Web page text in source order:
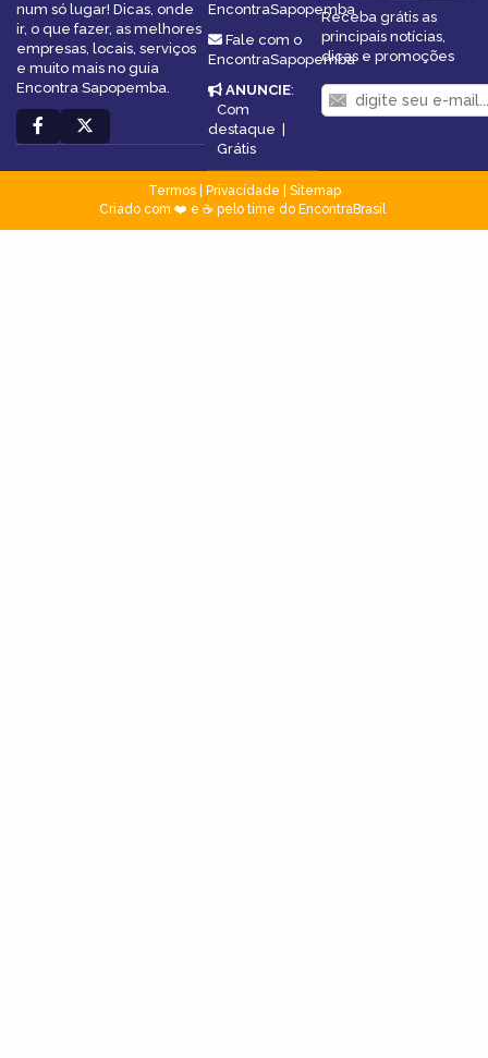
num só lugar! Dicas, onde
ir, o que fazer, as melhores
empresas, locais, serviços
e muito mais no guia
Encontra Sapopemba.
EncontraSapopemba
Fale com o
EncontraSapopemba
ANUNCIE:
Com
destaque
Grátis
Receba grátis as
principais notícias,
dicas e promoções
Termos| Privacidade
Sitemap
Criado com ❤️ e ☕ pelo time do EncontraBrasil